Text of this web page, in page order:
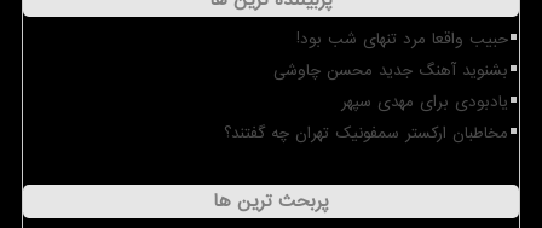
حبیب واقعا مرد تنهای شب بود!
بشنوید آهنگ جدید محسن چاوشی
یادبودی برای مهدی سپهر
مخاطبان ارکستر سمفونیک تهران چه گفتند؟
پربحث ترین ها